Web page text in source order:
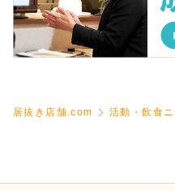
居抜き店舗.com 活動・飲食